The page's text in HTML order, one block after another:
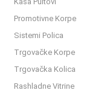
Promotivne Korpe
Sistemi Polica
Trgovačke Korpe
Trgovačka Kolica
Rashladne Vitrine